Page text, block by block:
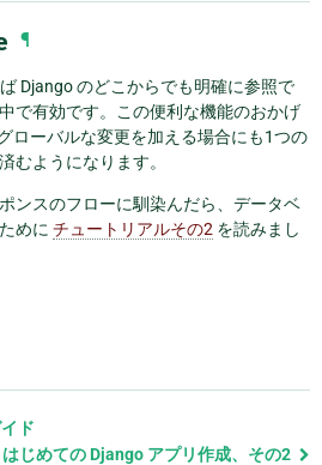
¶
Django のどこからでも明確に参照で
で有効です。この便利な機能のおかげ
ローバルな変更を加える場合にも1つの
むようになります。
ンスのフローに馴染んだら、データベ
めに チュートリアルその2 を読みまし
ド
はじめての Django アプリ作成、その2